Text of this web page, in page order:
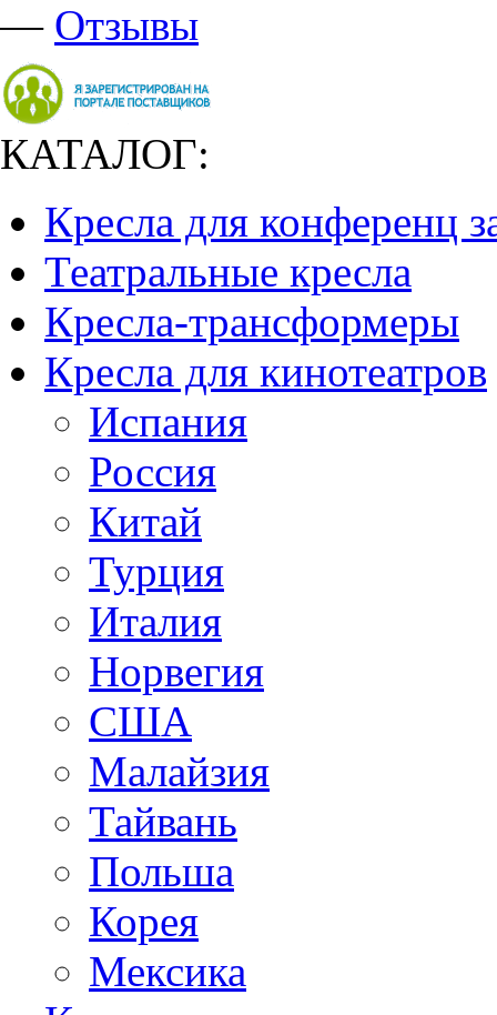
— Отзывы
КАТАЛОГ:
Кресла для конференц
Театральные кресла
Кресла-трансформеры
Кресла для кинотеатров
Испания
Россия
Китай
Турция
Италия
Норвегия
США
Малайзия
Тайвань
Польша
Корея
Мексика